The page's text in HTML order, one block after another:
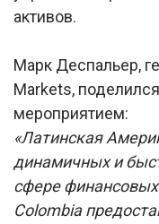
активов.
Марк Деспальер,
Markets,
мероприятием:
«Латинская
динамичных и
сфере
Colombia